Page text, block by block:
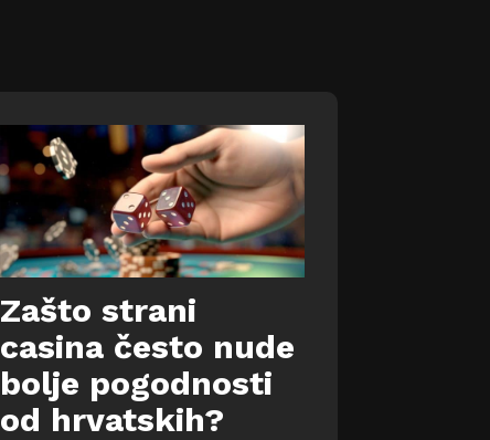
Zašto strani
casina često nude
bolje pogodnosti
od hrvatskih?